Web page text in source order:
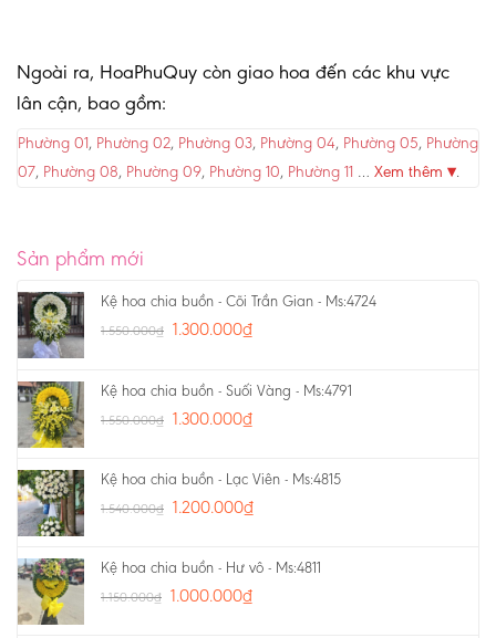
Ngoài ra, HoaPhuQuy còn giao hoa đến các khu vực
lân cận, bao gồm:
Phường 01, Phường 02, Phường 03, Phường 04, Phường 05, Phường
07, Phường 08, Phường 09, Phường 10, Phường 11 … Xem thêm ▾.
Sản phẩm mới
Kệ hoa chia buồn - Cõi Trần Gian - Ms:4724
1.550.000₫ 1.300.000₫
Kệ hoa chia buồn - Suối Vàng - Ms:4791
1.550.000₫ 1.300.000₫
Kệ hoa chia buồn - Lạc Viên - Ms:4815
1.540.000₫ 1.200.000₫
Kệ hoa chia buồn - Hư vô - Ms:4811
1.150.000₫ 1.000.000₫